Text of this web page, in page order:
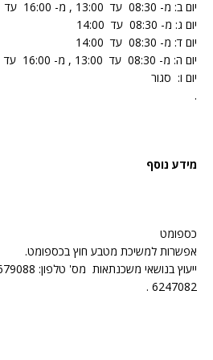
יום ב: מ- 08:30 עד 13:00 , מ- 16:00 עד 18:15
יום ג: מ- 08:30 עד 14:00
יום ד: מ- 08:30 עד 14:00
יום ה: מ- 08:30 עד 13:00 , מ- 16:00 עד 18:15
יום ו: סגור
.
מידע נוסף
כספומט
אפשרות למשיכת מטבע חוץ בכספומט.
6247082 .